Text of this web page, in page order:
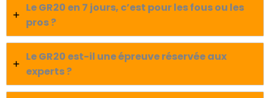
Le GR20 en 7 jours, c’est pour les fous ou les
pros ?
Le GR20 est-il une épreuve réservée aux
experts ?